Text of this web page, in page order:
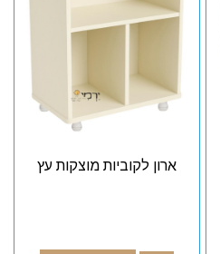
ארון לקוביות מוצקות עץ